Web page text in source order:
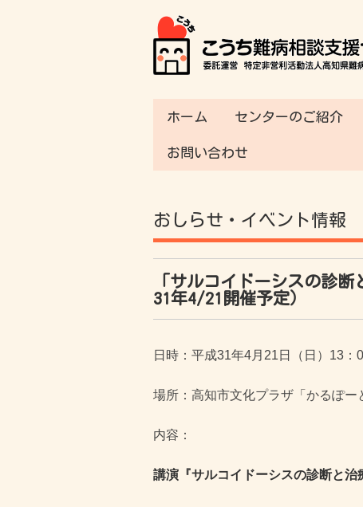
ホーム センターのご紹介
お問い合わせ
おしらせ・イベント情報
「サルコイドーシスの診
31年4/21開催予定）
日時：平成31年4月21日（日）13：
場所：高知市文化プラザ「かるぽ
内容：
講演『サルコイドーシスの診断と治